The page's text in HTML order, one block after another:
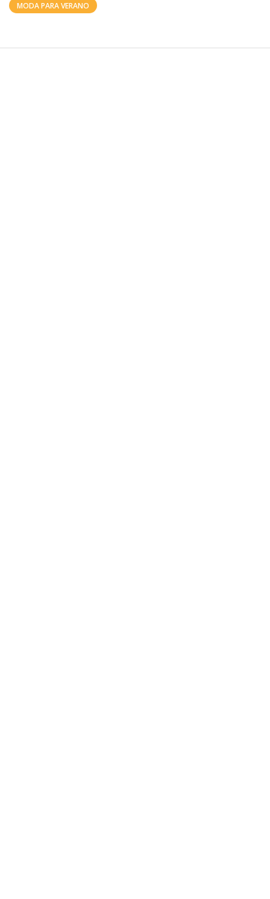
MODA PARA VERANO